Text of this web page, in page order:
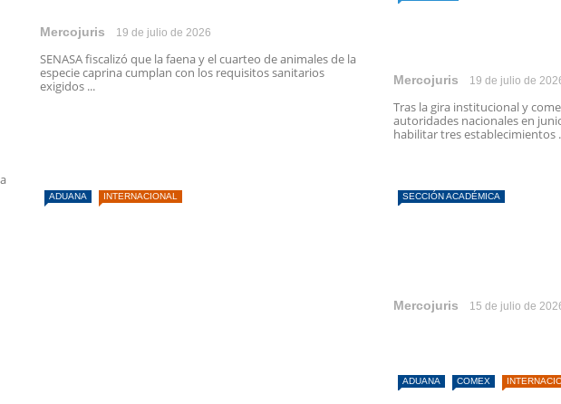
Mercojuris 19 de julio de 2026
SENASA fiscalizó que la faena y el cuarteo de animales de la
especie caprina cumplan con los requisitos sanitarios
exigidos ...
Mercojuris 19 de julio de
Tras la gira institucional y
autoridades nacionales en
habilitar tres establecimientos
ADUANA INTERNACIONAL SECCIÓN ACADÉMICA
Mercojuris 15 de julio de
ADUANA COMEX